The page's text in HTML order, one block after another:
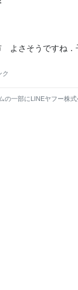
よさそうですね．
ク
の一部にLINEヤフー株